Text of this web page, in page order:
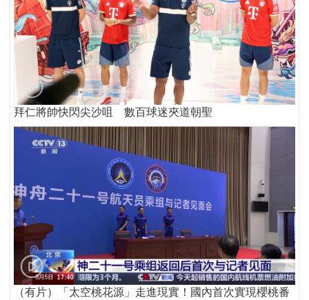
拜仁將帥快閃尖沙咀 數百球迷夾道朝聖
（有片）「太空桃花源」走進現實！國內首次實現櫻桃番